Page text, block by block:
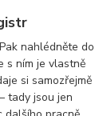
nahlédněte do
s ním je vlastně
si samozřejmě
tady jsou jen